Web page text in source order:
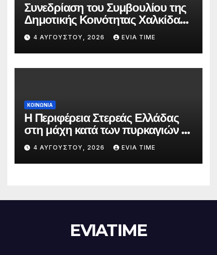
Συνεδρίαση του Συμβουλίου της
Δημοτικής Κοινότητας Χαλκίδας
την 5 Αυγούστου
4 ΑΥΓΟΎΣΤΟΥ, 2026 EVIA TIME
ΚΟΙΝΩΝΙΑ
Η Περιφέρεια Στερεάς Ελλάδας
στη μάχη κατά των πυρκαγιών –
Δράσεις και στήριξη σε πέντε
περιφερειακές ενότητες
4 ΑΥΓΟΎΣΤΟΥ, 2026 EVIA TIME
EVIATIME